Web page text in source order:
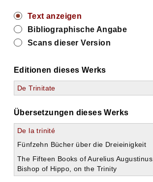
Text anzeigen
Bibliographische Angabe
Scans dieser Version
Editionen dieses Werks
De Trinitate
Übersetzungen dieses Werks
De la trinité
Fünfzehn Bücher über die Dreieinigkeit
The Fifteen Books of Aurelius Augustinus,
Bishop of Hippo, on the Trinity